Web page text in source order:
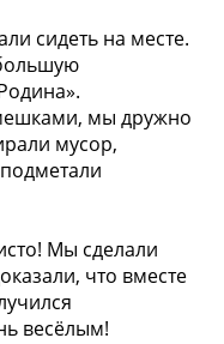
сидеть на месте.
мы дружно
мусор,
Мы сделали
что вместе
весёлым!